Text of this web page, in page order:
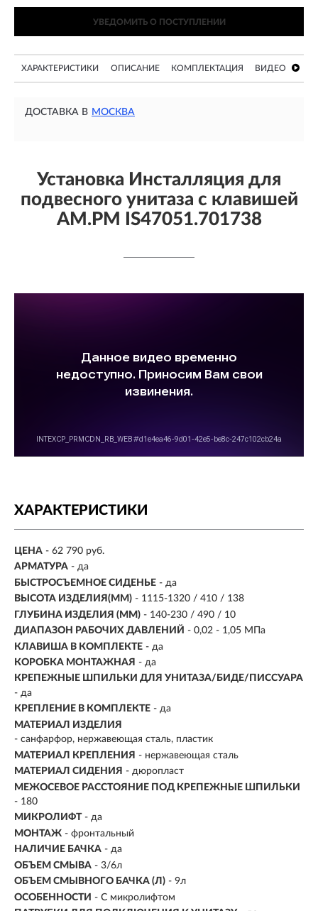
УВЕДОМИТЬ О ПОСТУПЛЕНИИ
ХАРАКТЕРИСТИКИ ОПИСАНИЕ КОМПЛЕКТАЦИЯ ВИДЕО
ДОСТАВКА В МОСКВА
Установка Инсталляция для
подвесного унитаза с клавишей
AM.PM IS47051.701738
ХАРАКТЕРИСТИКИ
ЦЕНА - 62 790 руб.
АРМАТУРА - да
БЫСТРОСЪЕМНОЕ СИДЕНЬЕ - да
ВЫСОТА ИЗДЕЛИЯ(ММ) - 1115-1320 / 410 / 138
ГЛУБИНА ИЗДЕЛИЯ (ММ) - 140-230 / 490 / 10
ДИАПАЗОН РАБОЧИХ ДАВЛЕНИЙ - 0,02 - 1,05 МПа
КЛАВИША В КОМПЛЕКТЕ - да
КОРОБКА МОНТАЖНАЯ - да
КРЕПЕЖНЫЕ ШПИЛЬКИ ДЛЯ УНИТАЗА/БИДЕ/ПИССУАРА
- да
КРЕПЛЕНИЕ В КОМПЛЕКТЕ - да
МАТЕРИАЛ ИЗДЕЛИЯ
- санфарфор, нержавеющая сталь, пластик
МАТЕРИАЛ КРЕПЛЕНИЯ - нержавеющая сталь
МАТЕРИАЛ СИДЕНИЯ - дюропласт
МЕЖОСЕВОЕ РАССТОЯНИЕ ПОД КРЕПЕЖНЫЕ ШПИЛЬКИ
- 180
МИКРОЛИФТ - да
МОНТАЖ - фронтальный
НАЛИЧИЕ БАЧКА - да
ОБЪЕМ СМЫВА - 3/6л
ОБЪЕМ СМЫВНОГО БАЧКА (Л) - 9л
ОСОБЕННОСТИ - С микролифтом